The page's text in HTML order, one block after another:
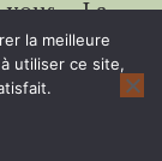
La
de
la meilleure
utiliser ce site,